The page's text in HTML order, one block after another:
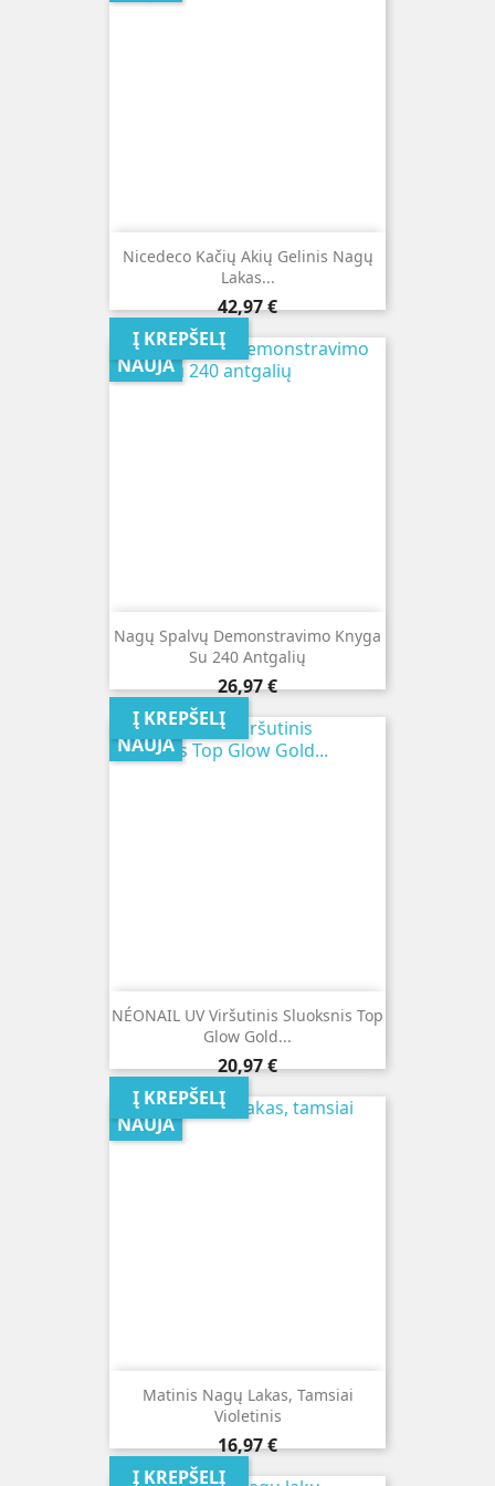
Nicedeco Kačių Akių Gelinis Nagų
Lakas...
Kaina
42,97 €
Į KREPŠELĮ
Nagų Spalvų Demonstravimo Knyga
Su 240 Antgalių
Kaina
26,97 €
Į KREPŠELĮ
NAUJA
NÉONAIL UV Viršutinis Sluoksnis Top
Glow Gold...
Kaina
20,97 €
Į KREPŠELĮ
NAUJA
Matinis Nagų Lakas, Tamsiai
Violetinis
Kaina
16,97 €
Į KREPŠELĮ
NAUJA